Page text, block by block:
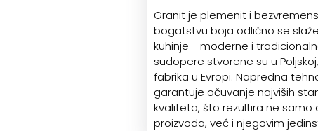
Granit je plemenit i
bogatstvu boja odlično se
kuhinje - moderne i
sudopere stvorene su u
fabrika u Evropi. Napredna
garantuje očuvanje najviših
kvaliteta, što rezultira ne samo
proizvoda, već i njegovim